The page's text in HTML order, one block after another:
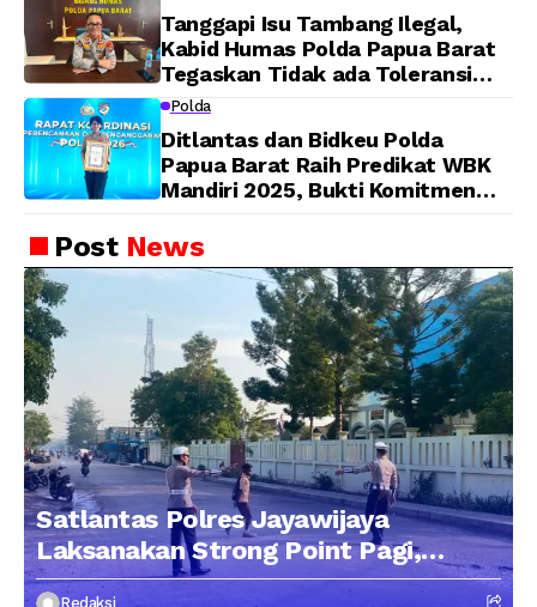
Dijadwalkan Kamis
Tanggapi Isu Tambang Ilegal,
Kabid Humas Polda Papua Barat
Tegaskan Tidak ada Toleransi
bagi Oknum Anggota
Polda
Ditlantas dan Bidkeu Polda
Papua Barat Raih Predikat WBK
Mandiri 2025, Bukti Komitmen
Berintegritas
PostNews
Satlantas Polres Jayawijaya
Laksanakan Strong Point Pagi,
Edukasi Pengendara dengan
Redaksi